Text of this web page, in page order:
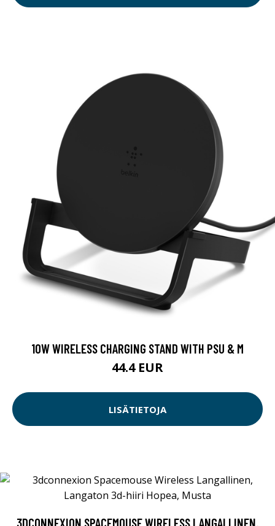
10W WIRELESS CHARGING STAND WITH PSU & M
44.4 EUR
LISÄTIETOJA
3DCONNEXION SPACEMOUSE WIRELESS LANGALLINEN,